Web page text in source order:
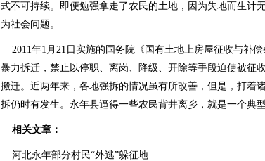
式不可持续。即便勉强拿走了农民的土地，因为失地而生计
为社会问题。
2011年1月21日实施的国务院《国有土地上房屋征收与补
暴力拆迁，禁止以停职、离岗、降级、开除等手段迫使被征
搬迁。近两年来，各地强拆的情况虽有所改善，但是，打着
拆仍时有发生。永年县逼得一些农民背井离乡，就是一个典型
相关文章：
河北永年部分村民“外逃”躲征地